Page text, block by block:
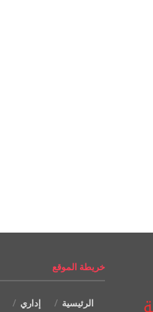
خريطة الموقع
الرئيسية إداري